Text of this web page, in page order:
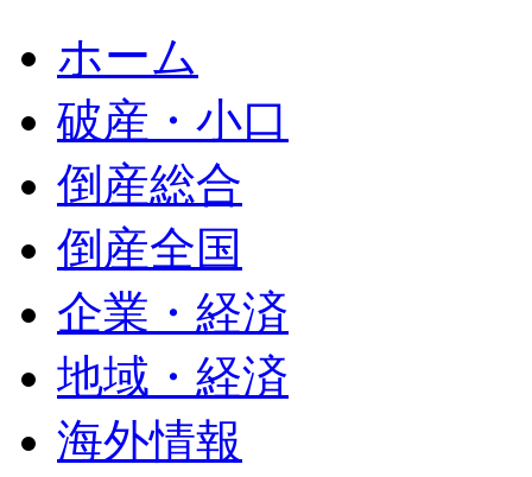
ホーム
破産・小口
倒産総合
倒産全国
企業・経済
地域・経済
海外情報